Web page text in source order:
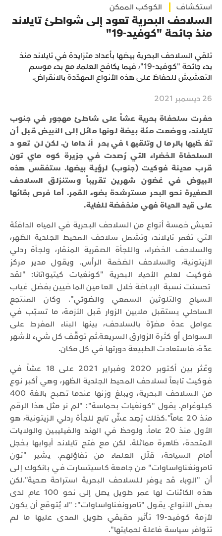
استكشاف الكوكب الممكن
السلاحف البحرية تعود إلى شواطئ تايلاند
منذ جائحة "كوفيد-19"
تلقي السلاحف البحرية بيضها بأعداد متزايدة في تايلاند منذ
بدء جائحة "كوفيد-19"، فيما يكافح العلماء مع بدء موسم
التعشيش للحفاظ على هذه الأنواع المهدّدة بالانقراض.
26 ديسمبر 2021
حفرت سلحفاة بحرية عشاً على شاطئ مهجور في جنوب
تايلاند، ووضعت مئة بيضة لونها مائل إلى الأبيض قبل أن
تغطّيها بالرمال وتلقيها في بحر أندامان. لكن لن تعود
السلحفاة الخضراء التي رُصدت في جزيرة كوه ماي تون
قرب مدينة فوكيت (جنوب) لرؤية بيضها. ستفقس هذه
البيوض في غضون شهرين تقريباً وستنزلق السلاحف
الصغيرة نحو البحر مسترشدة بضوء القمر. أما فرص بقائها
على قيد الحياة فهي منخفضة للغاية.
تعيش خمسة أنواع من السلاحف البحرية في المياه الدافئة
التي تغمر تايلاند، وتشمل سلاحف المحيط الجلدية الظهر،
والسلاحف الخضراء، واللجأة الصقرية المنقار، ولجأة ردلي
الزيتونية، والسلاحف الضخمة الرأس. ويقول مدير مركز
فوكيت لعلم الأحياء البحرية "كونغيات كيتيواتانا: "لقد
تحسنت نسبة الإباضة خلال العامين الماضيين بفضل غياب
السياح والتلوثين السمعي والضوئي". وكان المنتجع
الساحلي يستقبل ملايين الزوار قبل الأزمة، ما تسبّب في
عوامل عدة مضرّة بالسلاحف، بينها البناء المفرط على
السواحل أو كثرة الزوارق السريعة.ثم توقّف كل شيء لأشهر
عدّة، فاستعادت الطبيعة دورتها في كل مكان.
وعُثر بين أكتوبر 2020 وفبراير 2021 على 18 عشاً في
فوكيت تابعاً لسلاحف المحيط الجلدية الظهر، وهي أكبر نوع
من السلاحف البحرية، ويبلغ وزنها عندما تصبح بالغة 400
كيلوغرام. يقول "كونغيات بحماسة": "لم نر مثل هذا الرقم
منذ 20 عاماً".كذلك رُصِد عشّ تابع للجأة ردلي الزيتونية، هو
الأول منذ 20 عاماً. ولوحظ في الهند والفيليبين والولايات
المتحدة، ظاهرة مماثلة. لكن مع فتح تايلاند أبوابها بخجل
أمام السياحة، قلّل العلماء من تفاؤلهم. يشير "تون
تامرونغناواساوات" من جامعة كاسيتسارت في بانكوك إلى
أن "الوباء قد يوفر للسلاحف البحرية استراحة صحية".لكن
هذه الكائنات لها عمر طويل يصل إلى نحو 100 عام لدى
بعض الأنواع. يقول "تامرونغناواساوات": "لا يُتوقع أن يكون
لأزمة كوفيد-19 تأثير حقيقي طويل المدى عليها ما لم
تتوافر سياسة فاعلة لحمايتها".